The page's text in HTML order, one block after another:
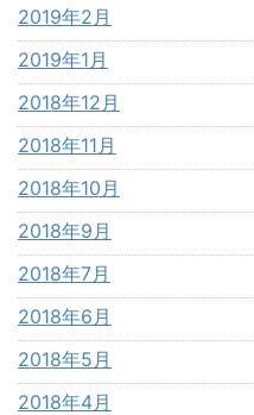
2019年2月
2019年1月
2018年12月
2018年11月
2018年10月
2018年9月
2018年7月
2018年6月
2018年5月
2018年4月